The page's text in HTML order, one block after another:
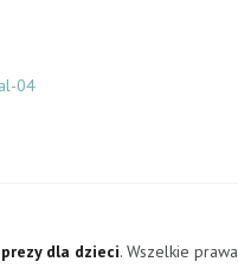
dla dzieci. Wszelkie prawa